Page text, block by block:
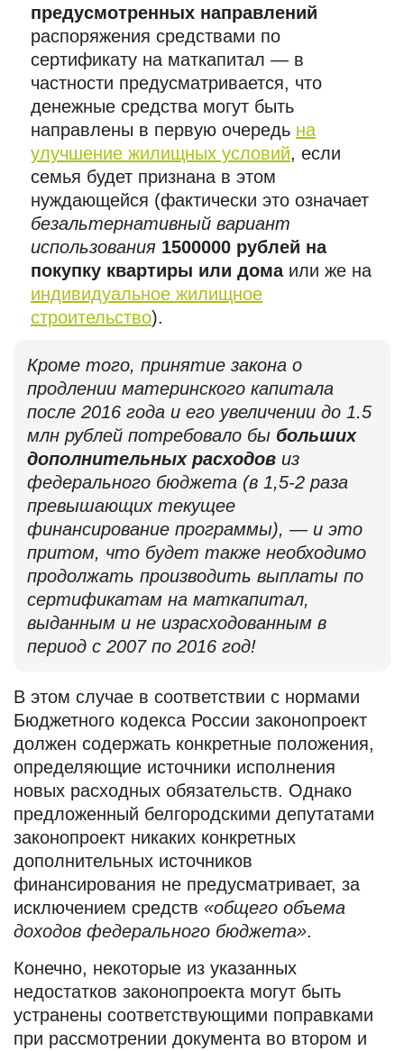
предусмотренных направлений
распоряжения средствами по
сертификату на маткапитал — в
частности предусматривается, что
денежные средства могут быть
направлены в первую очередь на
улучшение жилищных условий, если
семья будет признана в этом
нуждающейся (фактически это означает
безальтернативный вариант
использования 1500000 рублей на
покупку квартиры или домаили же на
индивидуальное жилищное
строительство).
Кроме того, принятие закона о
продлении материнского капитала
после 2016 года и его увеличении до 1.5
млн рублей потребовало бы больших
дополнительных расходов из
федерального бюджета (в 1,5-2 раза
превышающих текущее
финансирование программы), — и это
притом, что будет также необходимо
продолжать производить выплаты по
сертификатам на маткапитал,
выданным и не израсходованным в
период с 2007 по 2016 год!
В этом случае в соответствии с нормами
Бюджетного кодекса России законопроект
должен содержать конкретные положения,
определяющие источники исполнения
новых расходных обязательств. Однако
предложенный белгородскими депутатами
законопроект никаких конкретных
дополнительных источников
финансирования не предусматривает, за
исключением средств «общего объема
доходов федерального бюджета».
Конечно, некоторые из указанных
недостатков законопроекта могут быть
устранены соответствующими поправками
при рассмотрении документа во втором и